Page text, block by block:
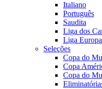
Italiano
Português
Saudita
Liga dos
Liga Europa
Seleções
Copa do
Copa
Copa do